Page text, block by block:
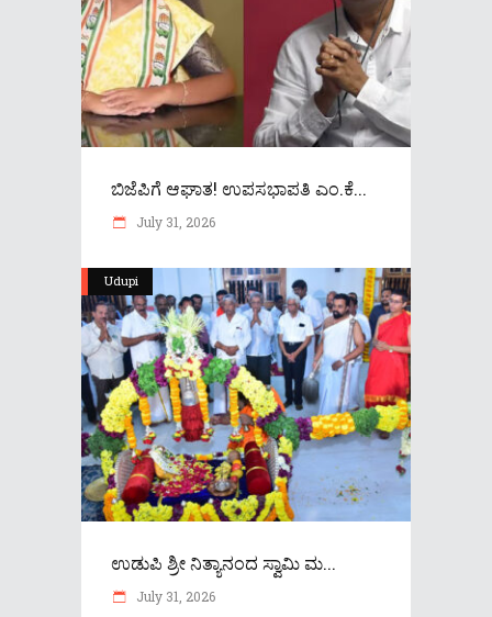
ಬಿಜೆಪಿಗೆ ಆಘಾತ! ಉಪಸಭಾಪತಿ ಎಂ.ಕೆ...
July 31, 2026
Udupi
ಉಡುಪಿ ಶ್ರೀ ನಿತ್ಯಾನಂದ ಸ್ವಾಮಿ ಮ...
July 31, 2026